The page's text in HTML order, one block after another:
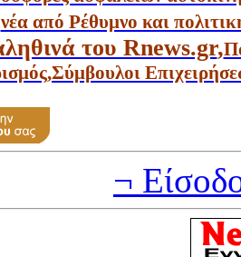
νέα από Ρέθυμνο και
του Rnews.gr,
,Σύμβουλοι
¬